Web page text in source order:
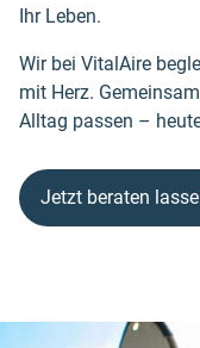
Ihr Leben.
Wir bei VitalAire
mit Herz.
Alltag passen –
Jetzt beraten